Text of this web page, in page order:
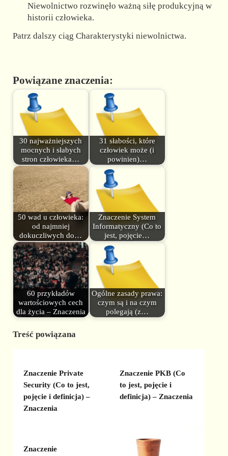
Niewolnictwo rozwinęło ważną siłę produkcyjną w
historii człowieka.
Patrz dalszy ciąg Charakterystyki niewolnictwa.
Powiązane znaczenia:
30 najważniejszych
mocnych i słabych
stron człowieka…
31 słabości, które
człowiek może (i
powinien)…
50 wad u człowieka:
od najmniej
dokuczliwych do…
Znaczenie System
Informatyczny (Co to
jest, pojęcie…
60 przykładów
wartościowych cech
dla życia – Znaczenia
Ogólne zasady prawa:
czym są i na czym
polegają (z…
Treść powiązana
Znaczenie Private
Security (Co to jest,
pojęcie i definicja) –
Znaczenia
Znaczenie PKB (Co
to jest, pojęcie i
definicja) – Znaczenia
Znaczenie